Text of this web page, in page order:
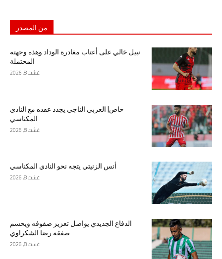
من المصدر
نبيل خالي على أعتاب مغادرة الوداد وهذه وجهته
المحتملة
غشت 8, 2026
خاص| العربي الناجي يجدد عقده مع النادي
المكناسي
غشت 8, 2026
أنس الزنيتي يتجه نحو النادي المكناسي
غشت 8, 2026
الدفاع الجديدي يواصل تعزيز صفوفه ويحسم
صفقة رضا الشكراوي
غشت 8, 2026